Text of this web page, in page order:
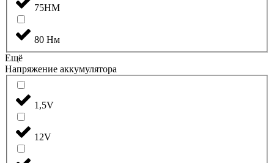
75НМ
80 Нм
Ещё
Напряжение аккумулятора
1,5V
12V